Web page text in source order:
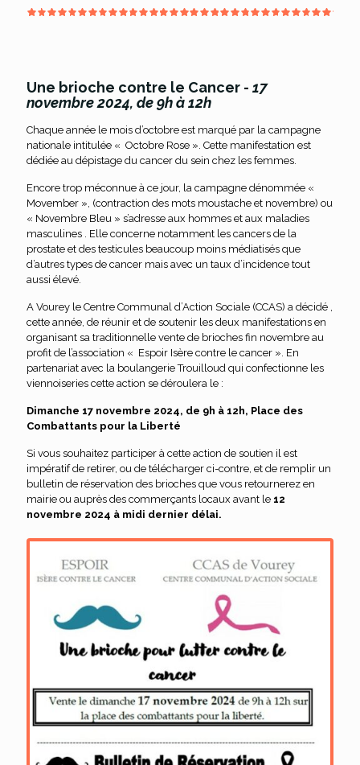
Une brioche contre le Cancer - 17
novembre 2024, de 9h à 12h
Chaque année le mois d’octobre est marqué par la campagne
nationale intitulée « Octobre Rose ». Cette manifestation est
dédiée au dépistage du cancer du sein chez les femmes.
Encore trop méconnue à ce jour, la campagne dénommée «
Movember », (contraction des mots moustache et novembre) ou
« Novembre Bleu » s’adresse aux hommes et aux maladies
masculines . Elle concerne notamment les cancers de la
prostate et des testicules beaucoup moins médiatisés que
d’autres types de cancer mais avec un taux d’incidence tout
aussi élevé.
A Vourey le Centre Communal d’Action Sociale (CCAS) a décidé ,
cette année, de réunir et de soutenir les deux manifestations en
organisant sa traditionnelle vente de brioches fin novembre au
profit de l’association « Espoir Isère contre le cancer ». En
partenariat avec la boulangerie Trouilloud qui confectionne les
viennoiseries cette action se déroulera le :
Dimanche 17 novembre 2024, de 9h à 12h, Place des
Combattants pour la Liberté
Si vous souhaitez participer à cette action de soutien il est
impératif de retirer, ou de télécharger ci-contre, et de remplir un
bulletin de réservation des brioches que vous retournerez en
mairie ou auprès des commerçants locaux avant le 12
novembre 2024 à midi dernier délai.